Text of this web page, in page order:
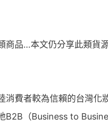
商品…本文仍分享此類貨
費者較為信賴的台灣化
B2B（Business to